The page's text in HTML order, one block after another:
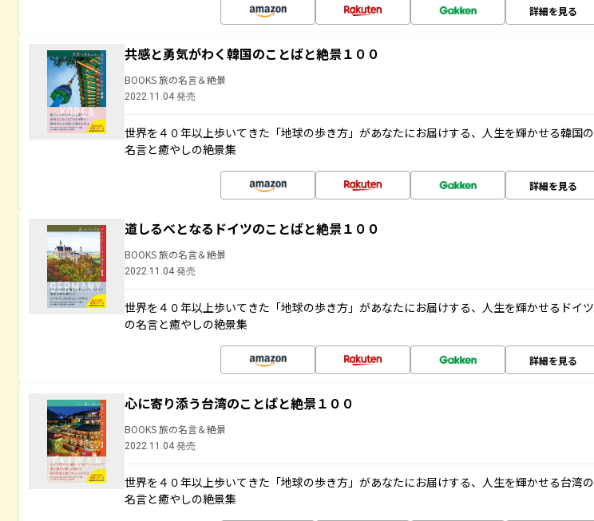
詳細を見る
共感と勇気がわく韓国のことばと絶景１００
BOOKS 旅の名言＆絶景
2022.11.04 発売
世界を４０年以上歩いてきた「地球の歩き方」があなたにお届けする、人生を輝かせる韓国の
名言と癒やしの絶景集
詳細を見る
道しるべとなるドイツのことばと絶景１００
BOOKS 旅の名言＆絶景
2022.11.04 発売
世界を４０年以上歩いてきた「地球の歩き方」があなたにお届けする、人生を輝かせるドイツ
の名言と癒やしの絶景集
詳細を見る
心に寄り添う台湾のことばと絶景１００
BOOKS 旅の名言＆絶景
2022.11.04 発売
世界を４０年以上歩いてきた「地球の歩き方」があなたにお届けする、人生を輝かせる台湾の
名言と癒やしの絶景集